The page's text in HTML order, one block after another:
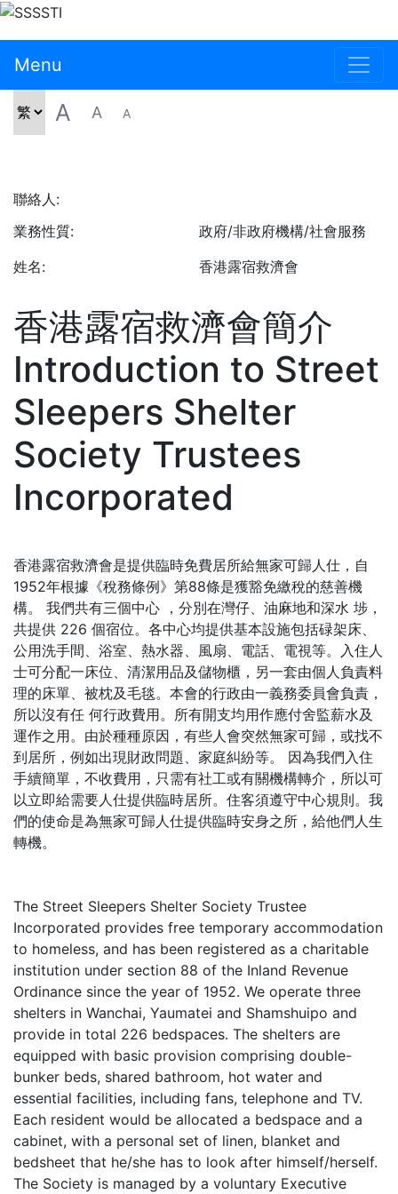
Menu
A A A
聯絡人:
業務性質:
政府/非政府機構/社會服務
姓名:
香港露宿救濟會
香港露宿救濟會簡介
Introduction to Street
Sleepers Shelter
Society Trustees
Incorporated
香港露宿救濟會是提供臨時免費居所給無家可歸人仕，自
1952年根據《稅務條例》第88條是獲豁免繳稅的慈善機
構。 我們共有三個中心 ，分別在灣仔、油麻地和深水 埗，
共提供 226 個宿位。各中心均提供基本設施包括碌架床、
公用洗手間、浴室、熱水器、風扇、電話、電視等。入住人
士可分配一床位、清潔用品及儲物櫃，另一套由個人負責料
理的床單、被枕及毛毯。本會的行政由一義務委員會負責，
所以沒有任 何行政費用。所有開支均用作應付舍監薪水及
運作之用。由於種種原因，有些人會突然無家可歸，或找不
到居所，例如出現財政問題、家庭糾紛等。 因為我們入住
手續簡單，不收費用，只需有社工或有關機構轉介，所以可
以立即給需要人仕提供臨時居所。住客須遵守中心規則。我
們的使命是為無家可歸人仕提供臨時安身之所，給他們人生
轉機。
The Street Sleepers Shelter Society Trustee
Incorporated provides free temporary accommodation
to homeless, and has been registered as a charitable
institution under section 88 of the Inland Revenue
Ordinance since the year of 1952. We operate three
shelters in Wanchai, Yaumatei and Shamshuipo and
provide in total 226 bedspaces. The shelters are
equipped with basic provision comprising double-
bunker beds, shared bathroom, hot water and
essential facilities, including fans, telephone and TV.
Each resident would be allocated a bedspace and a
cabinet, with a personal set of linen, blanket and
bedsheet that he/she has to look after himself/herself.
The Society is managed by a voluntary Executive